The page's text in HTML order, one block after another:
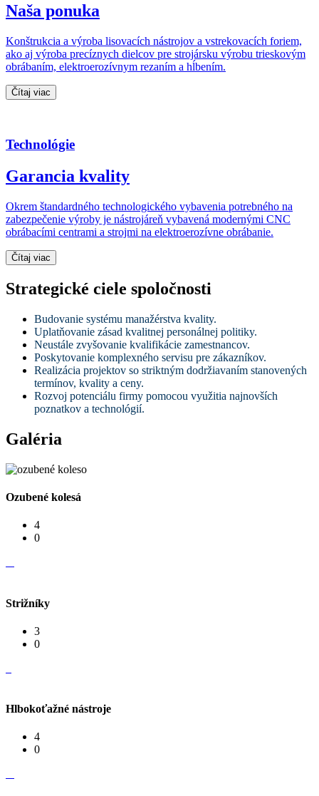
Naša ponuka
Konštrukcia a výroba lisovacích nástrojov a vstrekovacích foriem,
ako aj výroba precíznych dielcov pre strojársku výrobu trieskovým
obrábaním, elektroerozívnym rezaním a hĺbením.
Čítaj viac
Technológie
Garancia kvality
Okrem štandardného technologického vybavenia potrebného na
zabezpečenie výroby je nástrojáreň vybavená modernými CNC
obrábacími centrami a strojmi na elektroerozívne obrábanie.
Čítaj viac
Strategické ciele spoločnosti
Budovanie systému manažérstva kvality.
Uplatňovanie zásad kvalitnej personálnej politiky.
Neustále zvyšovanie kvalifikácie zamestnancov.
Poskytovanie komplexného servisu pre zákazníkov.
Realizácia projektov so striktným dodržiavaním stanovených
termínov, kvality a ceny.
Rozvoj potenciálu firmy pomocou využitia najnovších
poznatkov a technológií.
Galéria
Ozubené kolesá
4
0
Strižníky
3
0
Hlbokoťažné nástroje
4
0